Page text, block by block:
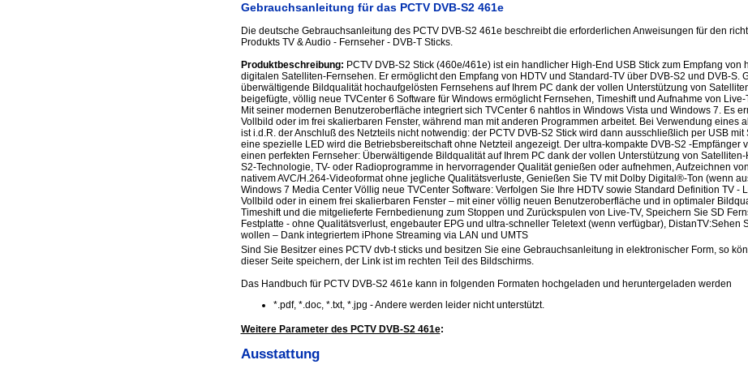
Gebrauchsanleitung für das PCTV DVB-S2 461e
Die deutsche Gebrauchsanleitung des PCTV DVB-S2 461e beschreibt die erforderlichen Anweisungen für den
Produkts TV & Audio - Fernseher - DVB-T Sticks.
Produktbeschreibung: PCTV DVB-S2 Stick (460e/461e) ist ein handlicher High-End USB Stick zum Empfang von
digitalen Satelliten-Fernsehen. Er ermöglicht den Empfang von HDTV und Standard-TV über DVB-S2 und DVB-S.
überwältigende Bildqualität hochaufgelösten Fernsehens auf Ihrem PC dank der vollen Unterstützung von
beigefügte, völlig neue TVCenter 6 Software für Windows ermöglicht Fernsehen, Timeshift und Aufnahme von
Mit seiner modernen Benutzeroberfläche integriert sich TVCenter 6 nahtlos in Windows Vista und Windows 7. Es
Vollbild oder im frei skalierbaren Fenster, während man mit anderen Programmen arbeitet. Bei Verwendung eines
ist i.d.R. der Anschluß des Netzteils nicht notwendig: der PCTV DVB-S2 Stick wird dann ausschließlich per USB mit
eine spezielle LED wird die Betriebsbereitschaft ohne Netzteil angezeigt. Der ultra-kompakte DVB-S2 -Empfänger
einen perfekten Fernseher: Überwältigende Bildqualität auf Ihrem PC dank der vollen Unterstützung von
S2-Technologie, TV- oder Radioprogramme in hervorragender Qualität genießen oder aufnehmen, Aufzeichnen
nativem AVC/H.264-Videoformat ohne jegliche Qualitätsverluste, Genießen Sie TV mit Dolby Digital®-Ton (wenn
Windows 7 Media Center Völlig neue TVCenter Software: Verfolgen Sie Ihre HDTV sowie Standard Definition TV -
Vollbild oder in einem frei skalierbaren Fenster – mit einer völlig neuen Benutzeroberfläche und in optimaler
Timeshift und die mitgelieferte Fernbedienung zum Stoppen und Zurückspulen von Live-TV, Speichern Sie SD
Festplatte - ohne Qualitätsverlust, engebauter EPG und ultra-schneller Teletext (wenn verfügbar), DistanTV:Sehen
wollen – Dank integriertem iPhone Streaming via LAN und UMTS
Sind Sie Besitzer eines PCTV dvb-t sticks und besitzen Sie eine Gebrauchsanleitung in elektronischer Form, so
dieser Seite speichern, der Link ist im rechten Teil des Bildschirms.
Das Handbuch für PCTV DVB-S2 461e kann in folgenden Formaten hochgeladen und heruntergeladen werden
*.pdf, *.doc, *.txt, *.jpg - Andere werden leider nicht unterstützt.
Weitere Parameter des PCTV DVB-S2 461e:
Ausstattung